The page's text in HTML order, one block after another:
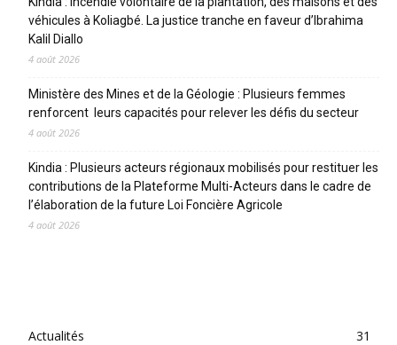
véhicules à Koliagbé. La justice tranche en faveur d’Ibrahima
Kalil Diallo
4 août 2026
Ministère des Mines et de la Géologie : Plusieurs femmes
renforcent leurs capacités pour relever les défis du secteur
4 août 2026
Kindia : Plusieurs acteurs régionaux mobilisés pour restituer les
contributions de la Plateforme Multi-Acteurs dans le cadre de
l’élaboration de la future Loi Foncière Agricole
4 août 2026
Actualités
31